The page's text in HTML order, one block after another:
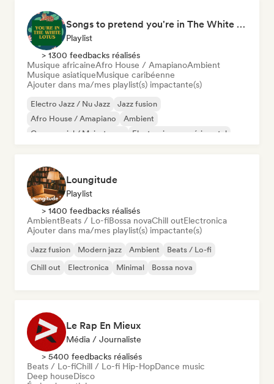
Songs to pretend you're in The White Lotus
Playlist
> 1300 feedbacks réalisés
Musique africaineAfro House / AmapianoAmbient
Musique asiatiqueMusique caribéenne
Ajouter dans ma/mes playlist(s) impactante(s)
Electro Jazz / Nu Jazz
Jazz fusion
Afro House / Amapiano
Ambient
Commercial / Mainstream
Electronique expérimental
Loungitude
Playlist
> 1400 feedbacks réalisés
AmbientBeats / Lo-fiBossa novaChill outElectronica
Ajouter dans ma/mes playlist(s) impactante(s)
Jazz fusion Modern jazz Ambient
Beats / Lo-fi
Chill out
Electronica Minimal Bossa nova
Le Rap En Mieux
Média / Journaliste
> 5400 feedbacks réalisés
Beats / Lo-fiChill / Lo-fi Hip-HopDance music
Deep houseDisco